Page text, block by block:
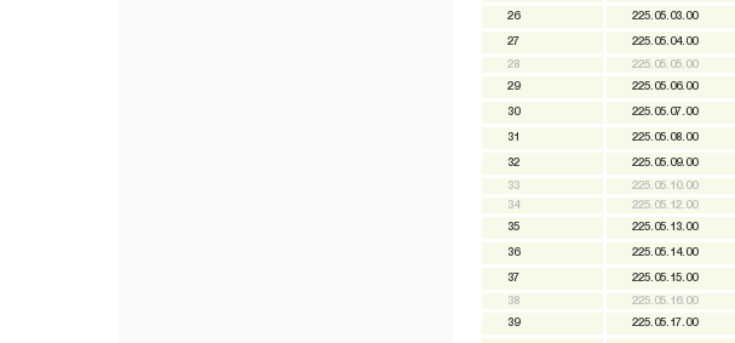
26 225.05.03.00
27 225.05.04.00
28
225.05.05.00
29
225.05.06.00
30 225.05.07.00
31 225.05.08.00
32 225.05.09.00
33
225.05.10.00
34
225.05.12.00
35
225.05.13.00
36 225.05.14.00
37 225.05.15.00
38
225.05.16.00
39
225.05.17.00